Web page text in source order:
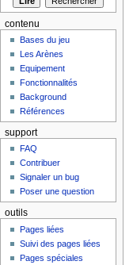
contenu
Bases du jeu
Les Arènes
Equipement
Fonctionnalités
Background
Références
support
FAQ
Contribuer
Signaler un bug
Poser une question
outils
Pages liées
Suivi des pages liées
Pages spéciales